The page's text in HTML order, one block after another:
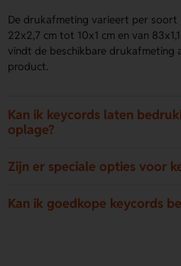
De drukafmeting varieert per soort
22x2,7 cm tot 10x1 cm en van
vindt de beschikbare drukafmeting
product.
Kan ik keycords laten
oplage?
Zijn er speciale opties voor
Kan ik goedkope keycords